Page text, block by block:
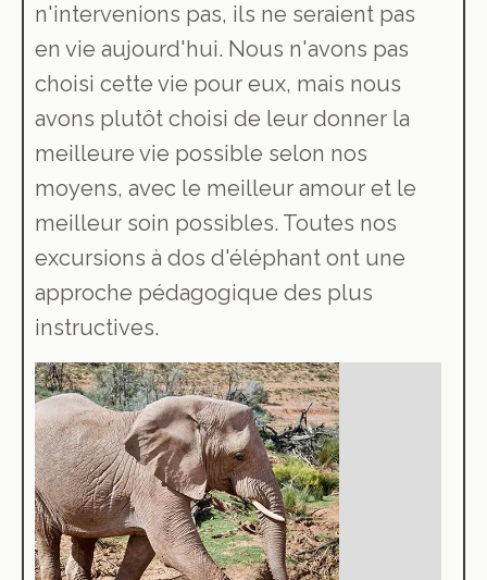
n'intervenions pas, ils ne seraient pas
en vie aujourd'hui. Nous n'avons pas
choisi cette vie pour eux, mais nous
avons plutôt choisi de leur donner la
meilleure vie possible selon nos
moyens, avec le meilleur amour et le
meilleur soin possibles. Toutes nos
excursions à dos d'éléphant ont une
approche pédagogique des plus
instructives.